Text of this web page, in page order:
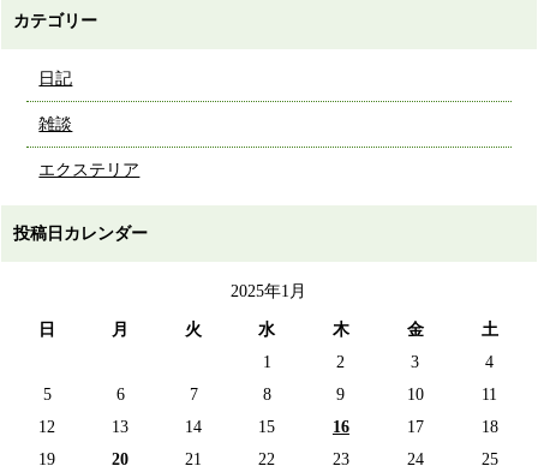
カテゴリー
日記
雑談
エクステリア
投稿日カレンダー
2025年1月
日 月 火 水 木 金
土
1
2 3
4
5
6 7 8 9 10
11
12
13 14 15 16 17
18
19
20 21 22 23 24 25